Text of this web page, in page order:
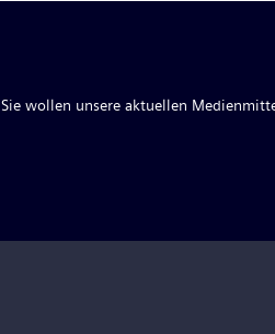
Sie wollen unsere aktuellen